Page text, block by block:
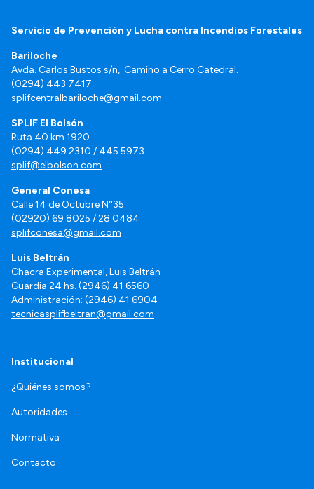
Servicio de Prevención y Lucha contra Incendios Forestales
Bariloche
Avda. Carlos Bustos s/n, Camino a Cerro Catedral.
(0294) 443 7417
splifcentralbariloche@gmail.com
SPLIF El Bolsón
Ruta 40 km 1920.
(0294) 449 2310 / 445 5973
splif@elbolson.com
General Conesa
Calle 14 de Octubre N°35.
(02920) 69 8025 / 28 0484
splifconesa@gmail.com
Luis Beltrán
Chacra Experimental, Luis Beltrán
Guardia 24 hs. (2946) 41 6560
Administración: (2946) 41 6904
tecnicasplifbeltran@gmail.com
Institucional
¿Quiénes somos?
Autoridades
Normativa
Contacto